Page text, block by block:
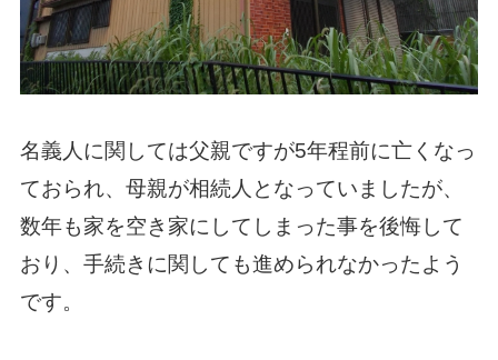
名義人に関しては父親ですが5年程前に亡くなっ
ておられ、母親が相続人となっていましたが、
数年も家を空き家にしてしまった事を後悔して
おり、手続きに関しても進められなかったよう
です。